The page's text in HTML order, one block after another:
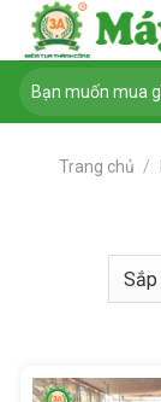
Chuyển
nội
dung
Tìm
kiếm:
Trang chủ /